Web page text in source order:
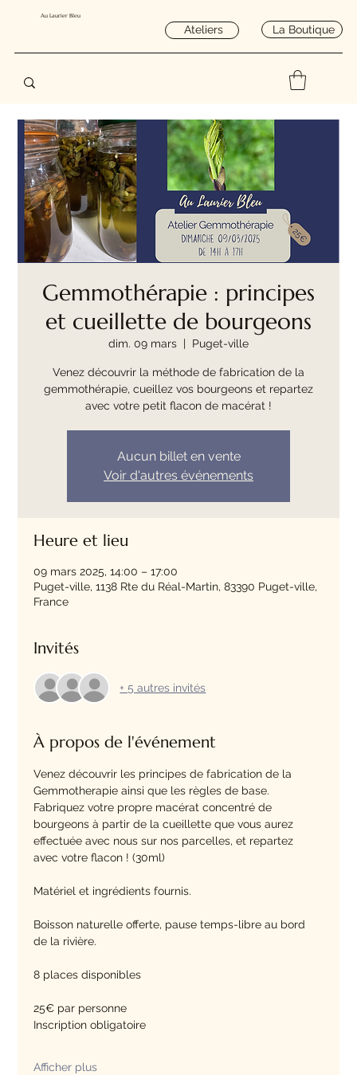
Au Laurier Bleu
Ateliers La Boutique
Gemmothérapie : principes
et cueillette de bourgeons
dim. 09 mars
  |
Puget-ville
Venez découvrir la méthode de fabrication de la
gemmothérapie, cueillez vos bourgeons et repartez
avec votre petit flacon de macérat !
Aucun billet en vente
Voir d'autres événements
Heure et lieu
09 mars 2025, 14:00 – 17:00
Puget-ville, 1138 Rte du Réal-Martin, 83390 Puget-ville,
France
Invités
+ 5 autres invités
À propos de l'événement
Venez découvrir les principes de fabrication de la
Gemmotherapie ainsi que les règles de base.
Fabriquez votre propre macérat concentré de
bourgeons à partir de la cueillette que vous aurez
effectuée avec nous sur nos parcelles, et repartez
avec votre flacon ! (30ml)
Matériel et ingrédients fournis.
Boisson naturelle offerte, pause temps-libre au bord
de la rivière.
8 places disponibles
25€ par personne
Inscription obligatoire
Afficher plus